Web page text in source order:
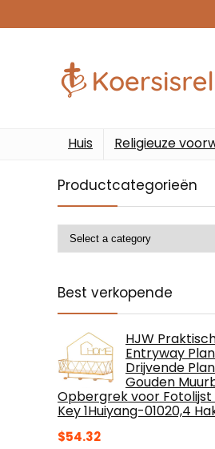
Huis Religieuze
Productcategorieën
Best verkopende
HJW
Entryway
Drijvende
Gouden
Opbergrek voor Fotolijst
Key 1Huiyang-01020,4
$54.32